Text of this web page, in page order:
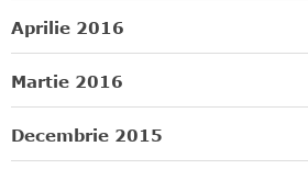
Aprilie 2016
Martie 2016
Decembrie 2015